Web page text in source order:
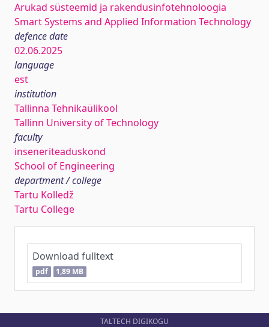
Arukad süsteemid ja rakendusinfotehnoloogia
Smart Systems and Applied Information Technology
defence date
02.06.2025
language
est
institution
Tallinna Tehnikaülikool
Tallinn University of Technology
faculty
inseneriteaduskond
School of Engineering
department / college
Tartu Kolledž
Tartu College
Download fulltext
pdf 1,89 MB
TALTECH DIGIKOGU